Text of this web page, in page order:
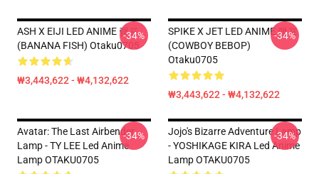
ASH X EIJI LED ANIME 램프
(BANANA FISH) Otaku0705
₩3,443,622 - ₩4,132,622
-34%
SPIKE X JET LED ANIME 램프
(COWBOY BEBOP)
Otaku0705
₩3,443,622 - ₩4,132,622
-34%
Avatar: The Last Airbender
Lamp - TY LEE Led Anime
Lamp OTAKU0705
-34%
Jojo's Bizarre Adventure Lamp
- YOSHIKAGE KIRA Led Anime
Lamp OTAKU0705
-34%